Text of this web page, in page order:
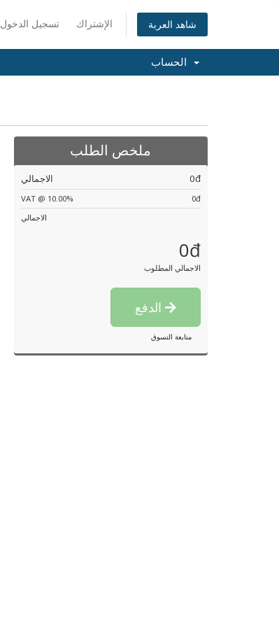
تسجيل الدخول الإشتراك شاهد العربة
ملخص الطلب
الاجمالي 0đ
VAT @ 10.00%
0đ
الاجمالي
0đ
الاجمالي المطلوب
متابعة التسوق